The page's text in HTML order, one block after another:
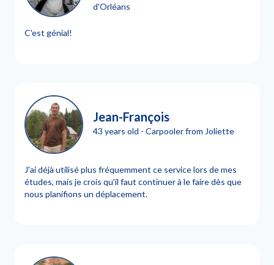
d'Orléans
C'est génial!
Jean-François
43 years old - Carpooler from Joliette
J'ai déjà utilisé plus fréquemment ce service lors de mes
études, mais je crois qu'il faut continuer à le faire dès que
nous planifions un déplacement.